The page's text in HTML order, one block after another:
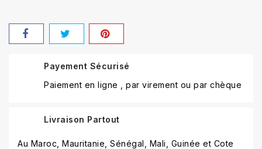
Payement Sécurisé
Paiement en ligne , par virement ou par chèque
Livraison Partout
Au Maroc, Mauritanie, Sénégal, Mali, Guinée et Cote